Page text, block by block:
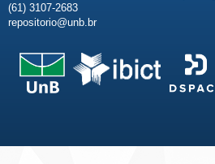
(61) 3107-2683
repositorio@unb.br